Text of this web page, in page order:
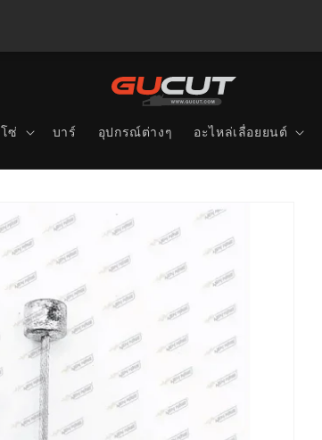
โซ่ บาร์ อุปกรณ์ต่างๆ อะไหล่เลื่อยยนต์